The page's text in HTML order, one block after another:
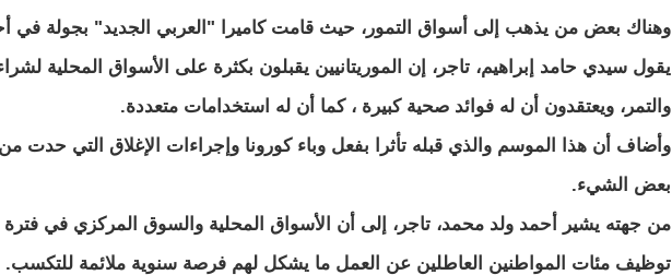
وهناك بعض من يذهب إلى أسواق التمور، حيث قامت كاميرا "العربي الجديد" بجولة في
يقول سيدي حامد إبراهيم، تاجر، إن الموريتانيين يقبلون بكثرة على الأسواق المحلية
والتمر، ويعتقدون أن له فوائد صحية كبيرة ، كما أن له استخدامات متعددة.
وأضاف أن هذا الموسم والذي قبله تأثرا بفعل وباء كورونا وإجراءات الإغلاق التي حدت
بعض الشيء.
من جهته يشير أحمد ولد محمد، تاجر، إلى أن الأسواق المحلية والسوق المركزي في
توظيف مئات المواطنين العاطلين عن العمل ما يشكل لهم فرصة سنوية ملائمة للتكسب.